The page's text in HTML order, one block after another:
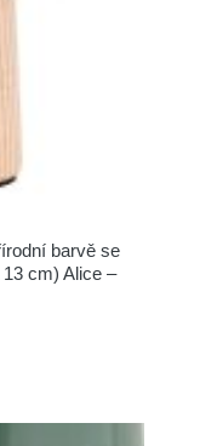
barvě se
cm) Alice –